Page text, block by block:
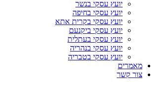
יועץ עסקי בנשר
יועץ עסקי בחיפה
יועץ עסקי בקרית אתא
יועץ עסקי ביקנעם
יועץ עסקי בעתלית
יועץ עסקי בנהריה
יועץ עסקי בטבריה
מאמרים
צור קשר